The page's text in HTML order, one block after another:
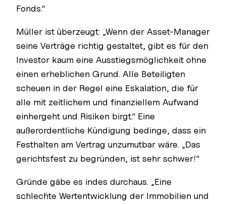
Fonds.“
Müller ist überzeugt: „Wenn der Asset-Manager
seine Verträge richtig gestaltet, gibt es für den
Investor kaum eine Ausstiegsmöglichkeit ohne
einen erheblichen Grund. Alle Beteiligten
scheuen in der Regel eine Eskalation, die für
alle mit zeitlichem und finanziellem Aufwand
einhergeht und Risiken birgt.“ Eine
außerordentliche Kündigung bedinge, dass ein
Festhalten am Vertrag unzumutbar wäre. „Das
gerichtsfest zu begründen, ist sehr schwer!“
Gründe gäbe es indes durchaus. „Eine
schlechte Wertentwicklung der Immobilien und